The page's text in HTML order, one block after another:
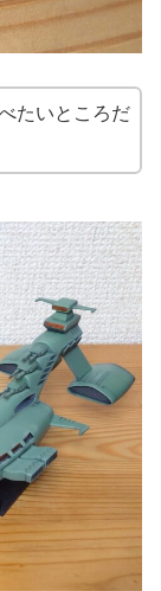
たいところだ